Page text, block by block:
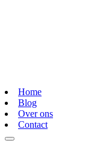
Home
Blog
Over ons
Contact